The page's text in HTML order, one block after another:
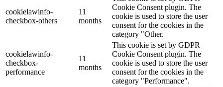
cookielawinfo-
checkbox-others
11
months
Cookie Consent plugin. The
cookie is used to store the user
consent for the cookies in the
category "Other.
cookielawinfo-
checkbox-
performance
11
months
This cookie is set by GDPR
Cookie Consent plugin. The
cookie is used to store the user
consent for the cookies in the
category "Performance".